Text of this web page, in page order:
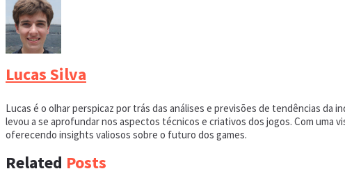
Lucas Silva
Lucas é o olhar perspicaz por trás das análises e previsões de tendências da
levou a se aprofundar nos aspectos técnicos e criativos dos jogos. Com uma
oferecendo insights valiosos sobre o futuro dos games.
Related Posts